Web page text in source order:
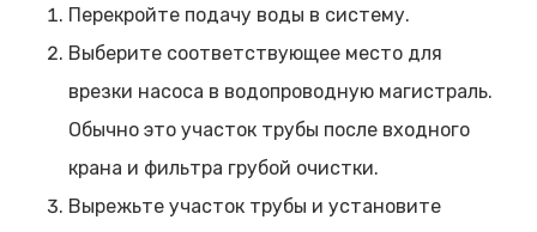
Перекройте подачу воды в систему.
Выберите соответствующее место для
врезки насоса в водопроводную магистраль.
Обычно это участок трубы после входного
крана и фильтра грубой очистки.
Вырежьте участок трубы и установите